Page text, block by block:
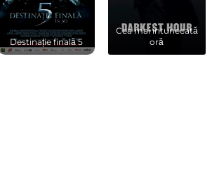
Destinație finală 5
Cea mai întunecată
oră